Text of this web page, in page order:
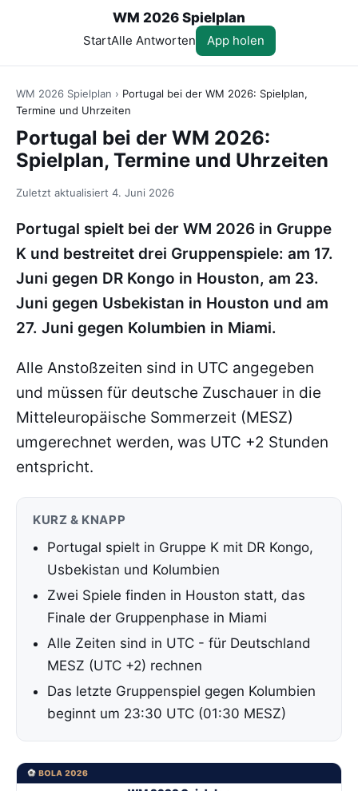
WM 2026 Spielplan
StartAlle Antworten App holen
WM 2026 Spielplan › Portugal bei der WM 2026: Spielplan,
Termine und Uhrzeiten
Portugal bei der WM 2026:
Spielplan, Termine und Uhrzeiten
Zuletzt aktualisiert 4. Juni 2026
Portugal spielt bei der WM 2026 in Gruppe
K und bestreitet drei Gruppenspiele: am 17.
Juni gegen DR Kongo in Houston, am 23.
Juni gegen Usbekistan in Houston und am
27. Juni gegen Kolumbien in Miami.
Alle Anstoßzeiten sind in UTC angegeben
und müssen für deutsche Zuschauer in die
Mitteleuropäische Sommerzeit (MESZ)
umgerechnet werden, was UTC +2 Stunden
entspricht.
KURZ & KNAPP
Portugal spielt in Gruppe K mit DR Kongo,
Usbekistan und Kolumbien
Zwei Spiele finden in Houston statt, das
Finale der Gruppenphase in Miami
Alle Zeiten sind in UTC - für Deutschland
MESZ (UTC +2) rechnen
Das letzte Gruppenspiel gegen Kolumbien
beginnt um 23:30 UTC (01:30 MESZ)